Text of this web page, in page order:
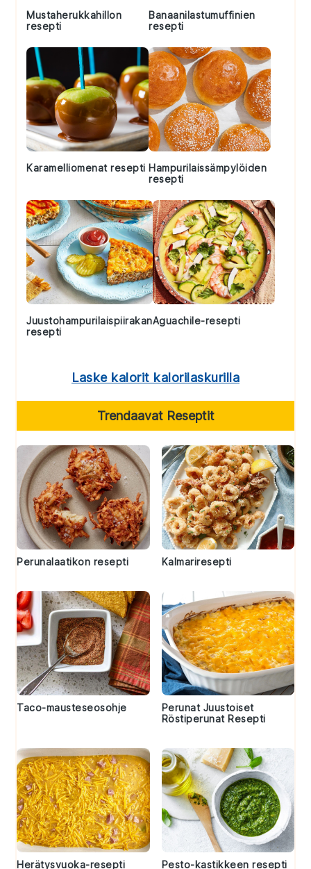
Mustaherukkahillon
resepti
Banaanilastumuffinien
resepti
Karamelliomenat resepti Hampurilaissämpylöiden
resepti
Juustohampurilaispiirakan
resepti
Aguachile-resepti
Laske kalorit kalorilaskurilla
Trendaavat Reseptit
Perunalaatikon resepti Kalmariresepti
Taco-mausteseosohje
Perunat Juustoiset
Röstiperunat Resepti
Herätysvuoka-resepti Pesto-kastikkeen resepti